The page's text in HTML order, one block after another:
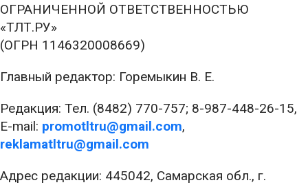
ОГРАНИЧЕННОЙ ОТВЕТСТВЕННОСТЬЮ
«ТЛТ.РУ»
(ОГРН 1146320008669)
Главный редактор: Горемыкин В. Е.
Редакция: Тел. (8482) 770-757; 8-987-448-26-15,
E-mail: promotltru@gmail.com,
reklamatltru@gmail.com
Адрес редакции: 445042, Самарская обл., г.